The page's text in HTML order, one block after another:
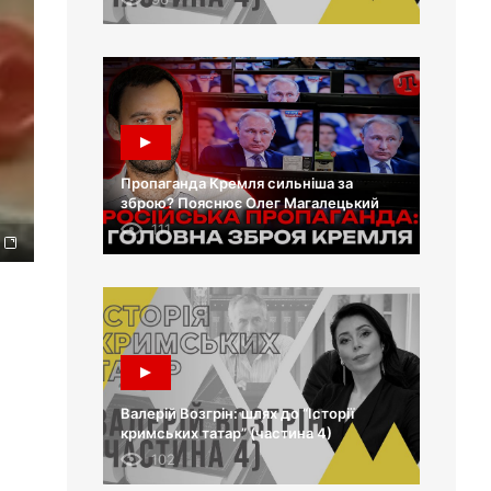
Пропаганда Кремля сильніша за
зброю? Пояснює Олег Магалецький
111
Валерій Возгрін: шлях до “Історії
кримських татар” (частина 4)
102